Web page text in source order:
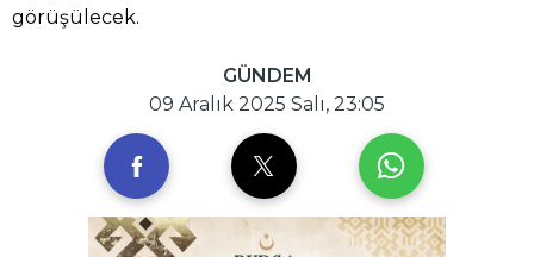
görüşülecek.
GÜNDEM
09 Aralık 2025 Salı, 23:05